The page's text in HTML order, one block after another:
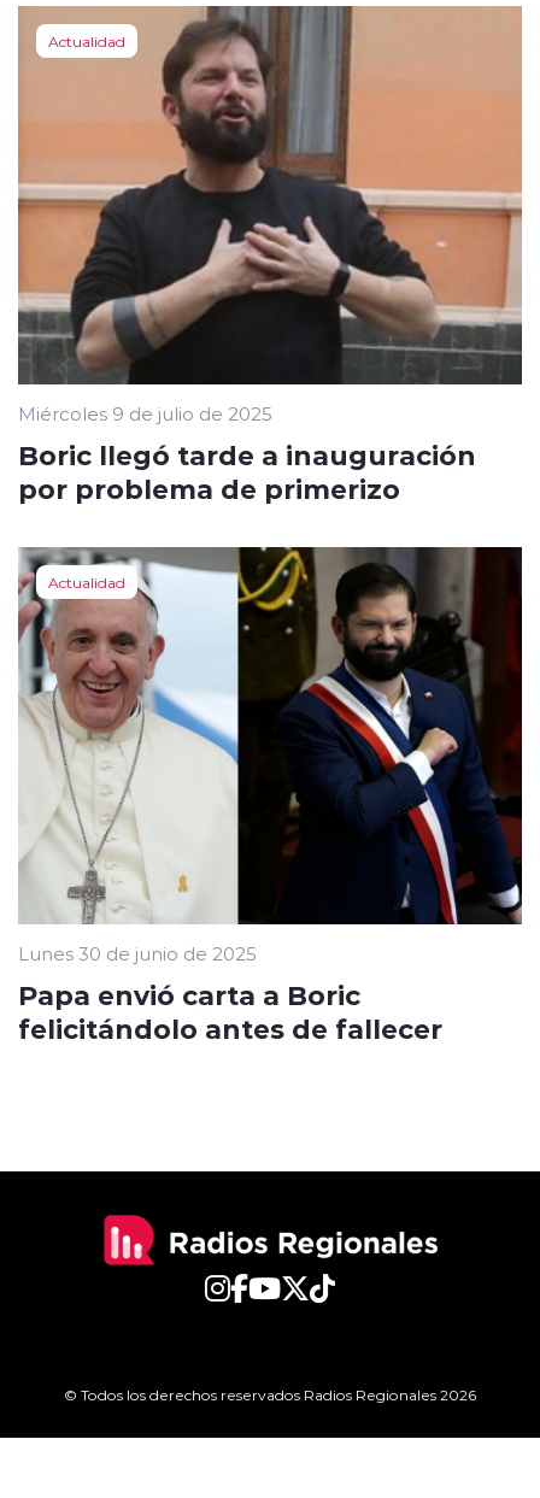
Actualidad
Miércoles 9 de julio de 2025
Boric llegó tarde a inauguración
por problema de primerizo
Actualidad
Lunes 30 de junio de 2025
Papa envió carta a Boric
felicitándolo antes de fallecer
© Todos los derechos reservados Radios Regionales 2026